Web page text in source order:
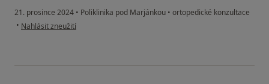
21. prosince 2024 • Poliklinika pod Marjánkou • ortopedické konzultace
• podle názoru uživatele Petr
Nahlásit zneužití